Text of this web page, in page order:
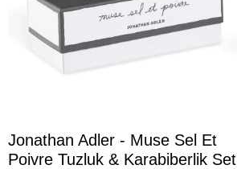
Jonathan Adler - Muse Sel Et
Poivre Tuzluk & Karabiberlik Set